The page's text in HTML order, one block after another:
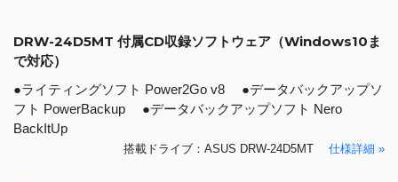
DRW-24D5MT 付属CD収録ソフトウェア（Windows10ま
で対応）
●ライティングソフト Power2Go v8 ●データバックアップソ
フト PowerBackup ●データバックアップソフト Nero
BackItUp
搭載ドライブ：ASUS DRW-24D5MT 仕様詳細 »